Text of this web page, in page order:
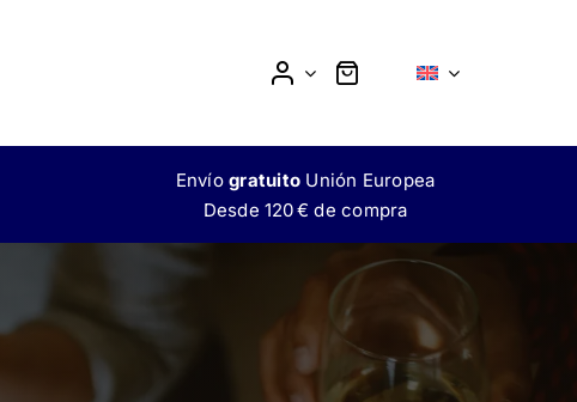
MOKTAIL
SIN ALCOHOL
Envíogratuito Unión Europea
Desde 120 € de compra